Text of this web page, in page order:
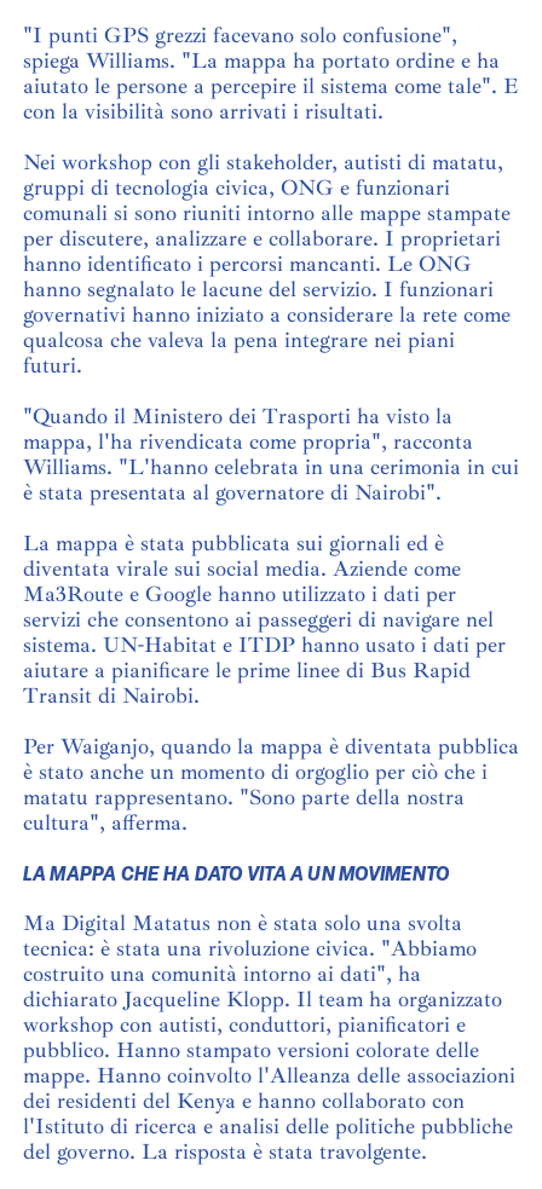
"I punti GPS grezzi facevano solo confusione",
spiega Williams. "La mappa ha portato ordine e ha
aiutato le persone a percepire il sistema come tale". E
con la visibilità sono arrivati i risultati.
Nei workshop con gli stakeholder, autisti di matatu,
gruppi di tecnologia civica, ONG e funzionari
comunali si sono riuniti intorno alle mappe stampate
per discutere, analizzare e collaborare. I proprietari
hanno identificato i percorsi mancanti. Le ONG
hanno segnalato le lacune del servizio. I funzionari
governativi hanno iniziato a considerare la rete come
qualcosa che valeva la pena integrare nei piani
futuri.
"Quando il Ministero dei Trasporti ha visto la
mappa, l'ha rivendicata come propria", racconta
Williams. "L'hanno celebrata in una cerimonia in cui
è stata presentata al governatore di Nairobi".
La mappa è stata pubblicata sui giornali ed è
diventata virale sui social media. Aziende come
Ma3Route e Google hanno utilizzato i dati per
servizi che consentono ai passeggeri di navigare nel
sistema. UN-Habitat e ITDP hanno usato i dati per
aiutare a pianificare le prime linee di Bus Rapid
Transit di Nairobi.
Per Waiganjo, quando la mappa è diventata pubblica
è stato anche un momento di orgoglio per ciò che i
matatu rappresentano. "Sono parte della nostra
cultura", afferma.
LA MAPPA CHE HA DATO VITA A UN MOVIMENTO
Ma Digital Matatus non è stata solo una svolta
tecnica: è stata una rivoluzione civica. "Abbiamo
costruito una comunità intorno ai dati", ha
dichiarato Jacqueline Klopp. Il team ha organizzato
workshop con autisti, conduttori, pianificatori e
pubblico. Hanno stampato versioni colorate delle
mappe. Hanno coinvolto l'Alleanza delle associazioni
dei residenti del Kenya e hanno collaborato con
l'Istituto di ricerca e analisi delle politiche pubbliche
del governo. La risposta è stata travolgente.